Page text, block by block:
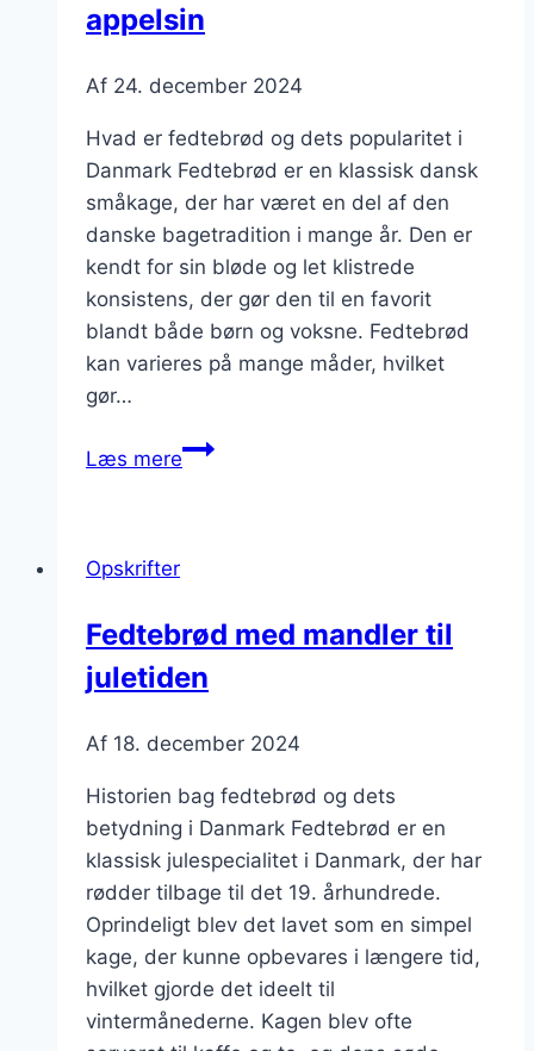
appelsin
Af 24. december 2024
Hvad er fedtebrød og dets popularitet i
Danmark Fedtebrød er en klassisk dansk
småkage, der har været en del af den
danske bagetradition i mange år. Den er
kendt for sin bløde og let klistrede
konsistens, der gør den til en favorit
blandt både børn og voksne. Fedtebrød
kan varieres på mange måder, hvilket
gør…
Læs mereFedtebrød
Opskrifter
Fedtebrød med mandler til
juletiden
Af 18. december 2024
Historien bag fedtebrød og dets
betydning i Danmark Fedtebrød er en
klassisk julespecialitet i Danmark, der har
rødder tilbage til det 19. århundrede.
Oprindeligt blev det lavet som en simpel
kage, der kunne opbevares i længere tid,
hvilket gjorde det ideelt til
vintermånederne. Kagen blev ofte